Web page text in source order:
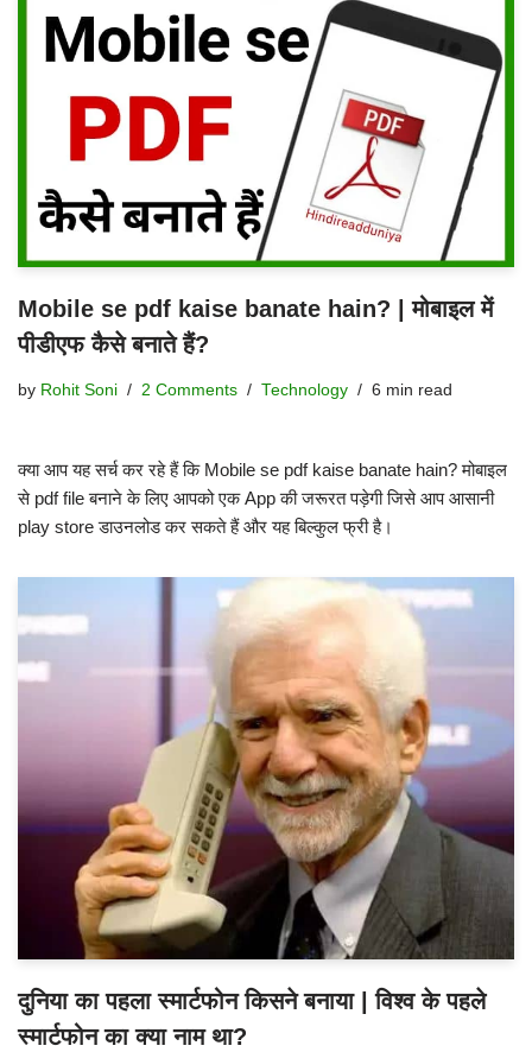
Mobile se pdf kaise banate hain? | मोबाइल में
पीडीएफ कैसे बनाते हैं?
by Rohit Soni 2 Comments Technology 6 min read
क्या आप यह सर्च कर रहे हैं कि Mobile se pdf kaise banate hain? मोबाइल
से pdf file बनाने के लिए आपको एक App की जरूरत पड़ेगी जिसे आप आसानी
play store डाउनलोड कर सकते हैं और यह बिल्कुल फ्री है।
दुनिया का पहला स्मार्टफोन किसने बनाया | विश्व के पहले
स्मार्टफोन का क्या नाम था?